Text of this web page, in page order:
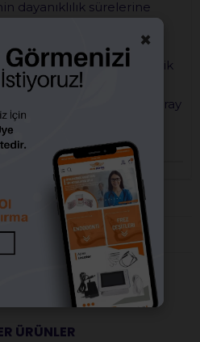
dayanıklılık sürelerine
çok kirlenmiş olması
Instru-Plus gibi non-iyonik
kullanınız
korumak için Spezial Ölspray
ÜRÜNLER
×